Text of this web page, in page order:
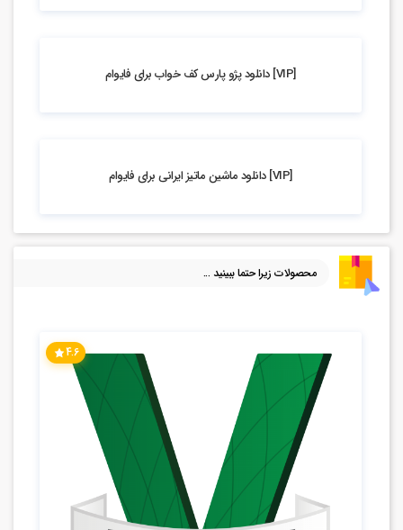
[VIP] دانلود پژو پارس کف خواب برای فایوام
[VIP] دانلود ماشین ماتیز ایرانی برای فایوام
محصولات زیرا حتما ببینید ...
4.6